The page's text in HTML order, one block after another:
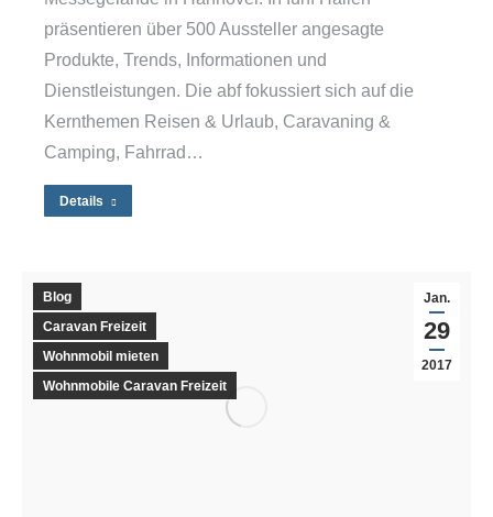
präsentieren über 500 Aussteller angesagte
Produkte, Trends, Informationen und
Dienstleistungen. Die abf fokussiert sich auf die
Kernthemen Reisen & Urlaub, Caravaning &
Camping, Fahrrad…
Details
Jan.
29
2017
Blog
Caravan Freizeit
Wohnmobil mieten
Wohnmobile Caravan Freizeit